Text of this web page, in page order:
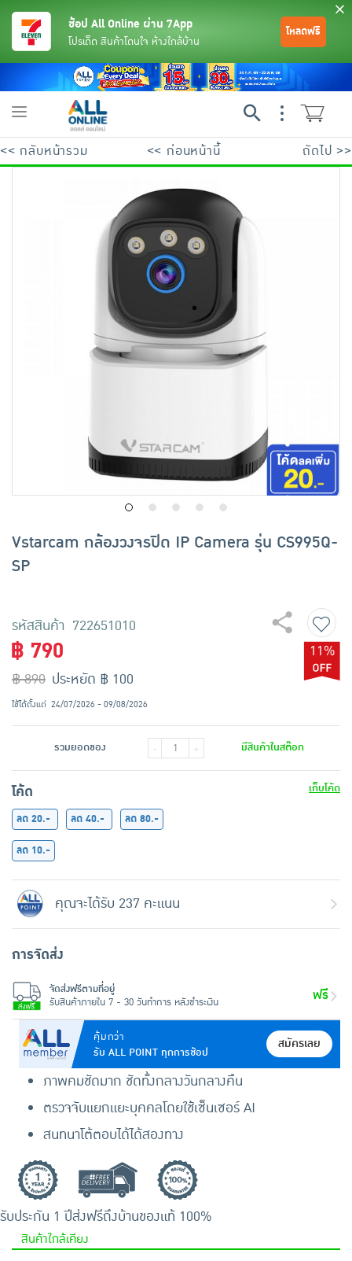
เครื่องดื่มและผงชงดื่ม
อาหารสด ผัก ผลไม้และเบเกอรี่
ช้อป All Online ผ่าน 7App
โปรเด็ด สินค้าโดนใจ ห้างใกล้บ้าน
โหลดฟรี
Toggle
<< กลับหน้ารวม << ก่อนหน้านี้ ถัดไป >>
Vstarcam กล้องวงจรปิด IP Camera รุ่น CS995Q-
SP
รหัสสินค้า 722651010
คุ้มกว่า
รับ ALL POINT ทุกการช้อป
สมัครเลย
ภาพคมชัดมาก ชัดทั้งกลางวันกลางคืน
ตรวจจับแยกแยะบุคคลโดยใช้เซ็นเซอร์ AI
สนทนาโต้ตอบได้ได้สองทาง
฿ 790
฿ 890
11%
ประหยัด ฿ 100
ใช้ได้ตั้งแต่ 24/07/2026 - 09/08/2026
รวมยอดของ - + มีสินค้าในสต๊อก
โค้ด
เก็บโค้ด
ลด 20.-
ลด 40.-
ลด 80.-
ลด 10.-
คุณจะได้รับ 237 คะแนน
การจัดส่ง
จัดส่งฟรีตามที่อยู่
รับสินค้าภายใน 7 - 30 วันทำการ หลังชำระเงิน
ฟรี
รับประกัน 1 ปีส่งฟรีถึงบ้านของแท้ 100%
สินค้าใกล้เคียง